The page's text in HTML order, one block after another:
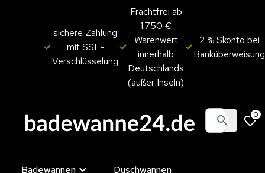
sichere Zahlung
mit SSL-
Verschlüsselung
Frachtfrei ab
1.750 €
Warenwert
innerhalb
Deutschlands
(außer Inseln)
2 % Skonto bei
Banküberweisung
0
Badewannen
Duschwannen